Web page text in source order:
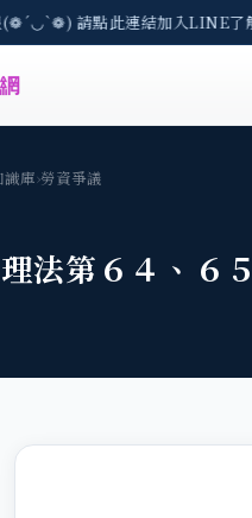
請點此連結加入LINE
識庫›勞資爭議
法第６４、６